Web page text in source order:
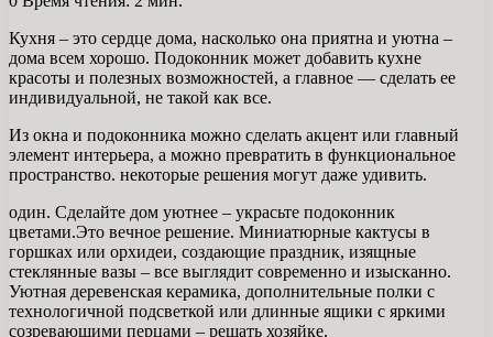
Кухня – это сердце дома, насколько она приятна и уютна –
дома всем хорошо. Подоконник может добавить кухне
красоты и полезных возможностей, а главное — сделать ее
индивидуальной, не такой как все.
Из окна и подоконника можно сделать акцент или главный
элемент интерьера, а можно превратить в функциональное
пространство. некоторые решения могут даже удивить.
один. Сделайте дом уютнее – украсьте подоконник
цветами.Это вечное решение. Миниатюрные кактусы в
горшках или орхидеи, создающие праздник, изящные
стеклянные вазы – все выглядит современно и изысканно.
Уютная деревенская керамика, дополнительные полки с
технологичной подсветкой или длинные ящики с яркими
созревающими перцами – решать хозяйке.